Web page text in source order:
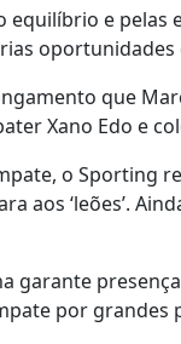
equilíbrio e
que
Xano Edo e
o Sporting
aos ‘leões’.
garante
por grandes